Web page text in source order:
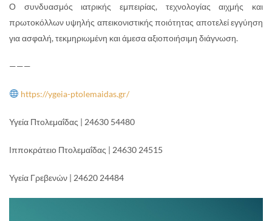
Ο συνδυασμός ιατρικής εμπειρίας, τεχνολογίας αιχμής και
πρωτοκόλλων υψηλής απεικονιστικής ποιότητας αποτελεί εγγύηση
για ασφαλή, τεκμηριωμένη και άμεσα αξιοποιήσιμη διάγνωση.
———
https://ygeia-ptolemaidas.gr/
Υγεία Πτολεμαΐδας | 24630 54480
Ιπποκράτειο Πτολεμαΐδας | 24630 24515
Υγεία Γρεβενών | 24620 24484